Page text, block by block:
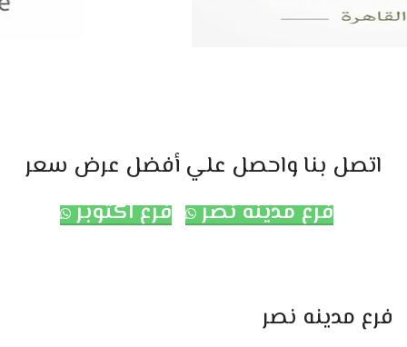
اتصل بنا واحصل علي أفضل عرض سعر
فرع مدينه نصر
فرع اكتوبر
فرع مدينه نصر